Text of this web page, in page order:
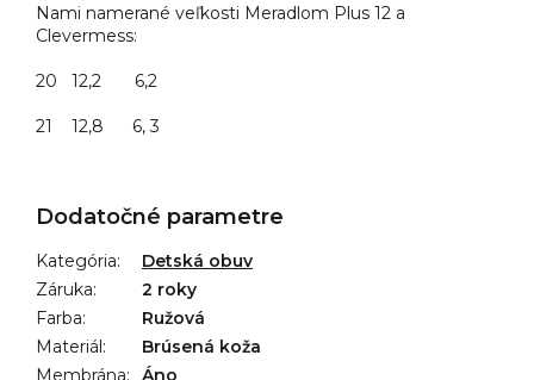
Nami namerané veľkosti Meradlom Plus 12 a
Clevermess:
20 12,2 6,2
21 12,8 6, 3
Dodatočné parametre
Kategória:
Detská obuv
Záruka:
2 roky
Farba:
Ružová
Materiál:
Brúsená koža
Membrána: Áno